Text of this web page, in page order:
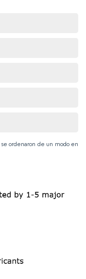
ordenaron de un modo en